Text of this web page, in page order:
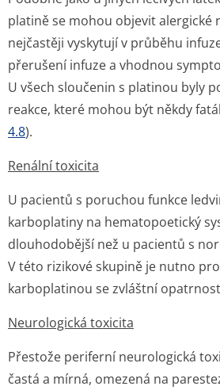
platině se mohou objevit alergické
nejčastěji vyskytují v průběhu
přerušení infuze a vhodnou
U všech sloučenin s platinou byly
reakce, které mohou být někdy
4.8).
Renální toxicita
U pacientů s poruchou funkce
karboplatiny na hematopoetický
dlouhodobější než u pacientů s
V této rizikové skupině je nutno
karboplatinou se zvláštní
Neurologická toxicita
Přestože periferní neurologická
častá a mírná, omezená na